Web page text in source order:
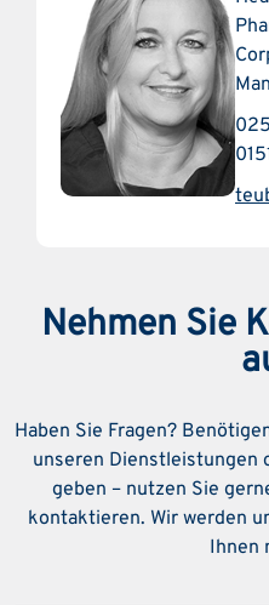
Nehmen Sie
Haben Sie Fragen?
unseren Dienstleistungen
geben – nutzen Sie
kontaktieren. Wir werden
Ihnen